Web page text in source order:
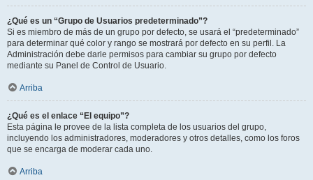
¿Qué es un “Grupo de Usuarios predeterminado”?
Si es miembro de más de un grupo por defecto, se usará el “predeterminado”
para determinar qué color y rango se mostrará por defecto en su perfil. La
Administración debe darle permisos para cambiar su grupo por defecto
mediante su Panel de Control de Usuario.
Arriba
¿Qué es el enlace “El equipo”?
Esta página le provee de la lista completa de los usuarios del grupo,
incluyendo los administradores, moderadores y otros detalles, como los foros
que se encarga de moderar cada uno.
Arriba